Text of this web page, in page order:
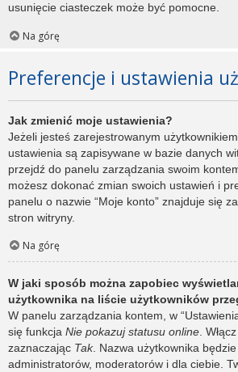
usunięcie ciasteczek może być pomocne.
Na górę
Preferencje i ustawienia
Jak zmienić moje ustawienia?
Jeżeli jesteś zarejestrowanym
ustawienia są zapisywane w bazie danych
przejdź do panelu zarządzania swoim
możesz dokonać zmian swoich ustawień i
panelu o nazwie “Moje konto” znajduje się
stron witryny.
Na górę
W jaki sposób można zapobiec
użytkownika na liście użytkowników
W panelu zarządzania kontem, w
się funkcja Nie pokazuj statusu online .
zaznaczając Tak. Nazwa użytkownika
administratorów, moderatorów i dla ciebie.